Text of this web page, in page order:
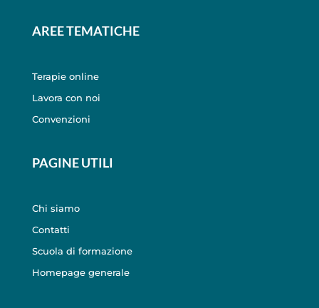
AREE TEMATICHE
Terapie online
Lavora con noi
Convenzioni
PAGINE UTILI
Chi siamo
Contatti
Scuola di formazione
Homepage generale